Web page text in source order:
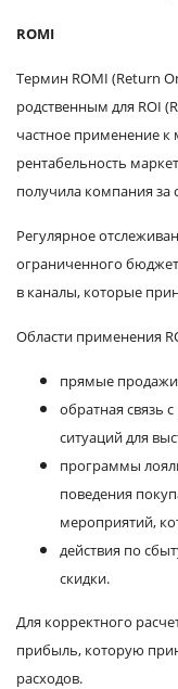
ROMI
Термин ROMI (Return
родственным для ROI
частное применение к
рентабельность
получила компания за
Регулярное
ограниченного
в каналы, которые
Области применения
прямые продажи
обратная связь
ситуаций для
программы
поведения
мероприятий,
действия по
скидки.
Для корректного
прибыль, которую
расходов.